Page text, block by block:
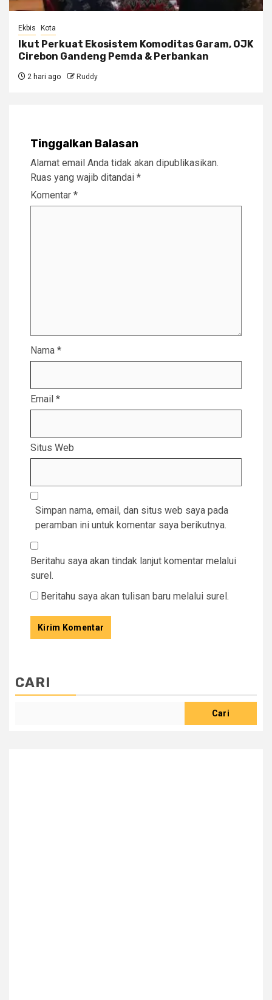
Ekbis Kota
Ikut Perkuat Ekosistem Komoditas Garam, OJK
Cirebon Gandeng Pemda & Perbankan
2 hari ago Ruddy
Tinggalkan Balasan
Alamat email Anda tidak akan dipublikasikan.
Ruas yang wajib ditandai *
Komentar *
Nama *
Email *
Situs Web
Simpan nama, email, dan situs web saya pada
peramban ini untuk komentar saya berikutnya.
Beritahu saya akan tindak lanjut komentar melalui
surel.
Beritahu saya akan tulisan baru melalui surel.
CARI
Cari